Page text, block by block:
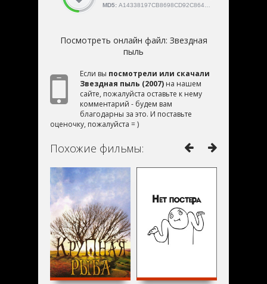
MD5: A14338197CB8698CD92C86431CCE8D05
Посмотреть онлайн файл: Звездная
пыль
Если вы посмотрели или скачали
Звездная пыль (2007) на нашем
сайте, пожалуйста оставьте к нему
комментарий - будем вам
благодарны за это. И поставьте
оценочку, пожалуйста = )
Похожие фильмы: